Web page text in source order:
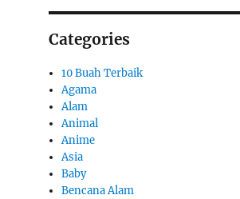
Categories
10 Buah Terbaik
Agama
Alam
Animal
Anime
Asia
Baby
Bencana Alam